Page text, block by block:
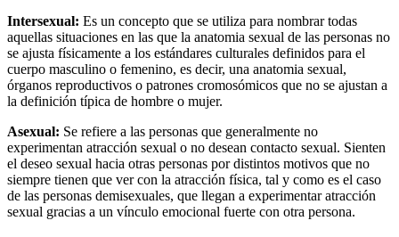
Intersexual: Es un concepto que se utiliza para nombrar todas
aquellas situaciones en las que la anatomia sexual de las personas no
se ajusta físicamente a los estándares culturales definidos para el
cuerpo masculino o femenino, es decir, una anatomia sexual,
órganos reproductivos o patrones cromosómicos que no se ajustan a
la definición típica de hombre o mujer.
Asexual: Se refiere a las personas que generalmente no
experimentan atracción sexual o no desean contacto sexual. Sienten
el deseo sexual hacia otras personas por distintos motivos que no
siempre tienen que ver con la atracción física, tal y como es el caso
de las personas demisexuales, que llegan a experimentar atracción
sexual gracias a un vínculo emocional fuerte con otra persona.